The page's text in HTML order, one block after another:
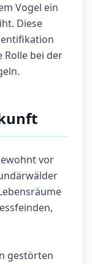
Vogel ein
Diese
Rolle bei der
vor
gestörten